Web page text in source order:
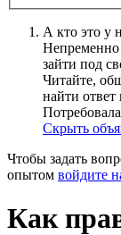
А кто это у
Непременно
зайти под
Читайте,
найти
Скрыть
Чтобы задать
опытом войдите
Как